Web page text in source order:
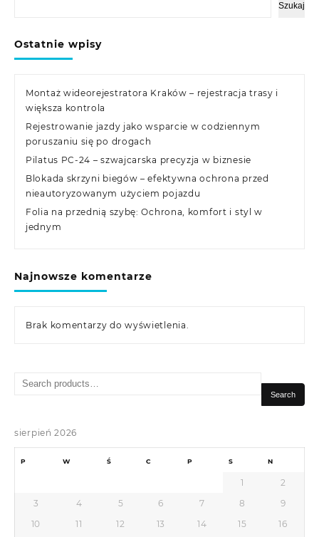
Szukaj
Ostatnie wpisy
Montaż wideorejestratora Kraków – rejestracja trasy i
większa kontrola
Rejestrowanie jazdy jako wsparcie w codziennym
poruszaniu się po drogach
Pilatus PC-24 – szwajcarska precyzja w biznesie
Blokada skrzyni biegów – efektywna ochrona przed
nieautoryzowanym użyciem pojazdu
Folia na przednią szybę: Ochrona, komfort i styl w
jednym
Najnowsze komentarze
Brak komentarzy do wyświetlenia.
Search
Search
sierpień 2026
P W Ś C P S N
1
2
3
4 5 6 7 8
9
10
11 12 13 14 15 16